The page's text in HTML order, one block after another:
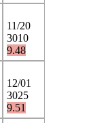
11/20
3010
9.48
12/01
3025
9.51